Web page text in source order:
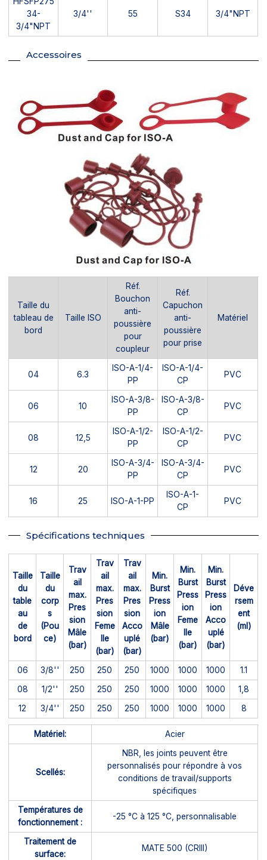
34-
3/4"NPT
3/4'' 55 S34 3/4"NPT
Accessoires
Taille du
tableau de
bord
Taille ISO
Réf.
Bouchon
anti-
poussière
pour
coupleur
Réf.
Capuchon
anti-
poussière
pour prise
Matériel
04 6.3
ISO-A-1/4-
PP
ISO-A-1/4-
CP
PVC
06 10
ISO-A-3/8-
PP
ISO-A-3/8-
CP
PVC
08 12,5
ISO-A-1/2-
PP
ISO-A-1/2-
CP
PVC
12 20
ISO-A-3/4-
PP
ISO-A-3/4-
CP
PVC
16 25 ISO-A-1-PP
ISO-A-1-
CP
PVC
Spécifications techniques
Taille
du
table
au
de
bord
Taille
du
corp
s
(Pou
ce)
Trav
ail
max.
Pres
sion
Mâle
(bar)
Trav
ail
max.
Pres
sion
Feme
lle
(bar)
Trav
ail
max.
Pres
sion
Acco
uplé
(bar)
Min.
Burst
Press
ion
Mâle
(bar)
Min.
Burst
Press
ion
Feme
lle
(bar)
Min.
Burst
Press
ion
Acco
uplé
(bar)
Déve
rsem
ent
(ml)
06 3/8'' 250 250 250 1000 1000 1000
1.1
08
1/2'' 250 250 250 1000 1000 1000
1,8
12
3/4'' 250 250 250 1000 1000 1000 8
Matériel: Acier
Scellés:
NBR, les joints peuvent être
personnalisés pour répondre à vos
conditions de travail/supports
spécifiques
Températures de
fonctionnement :
-25 °C à 125 °C, personnalisable
Traitement de
surface:
MATE 500 (CRIII)